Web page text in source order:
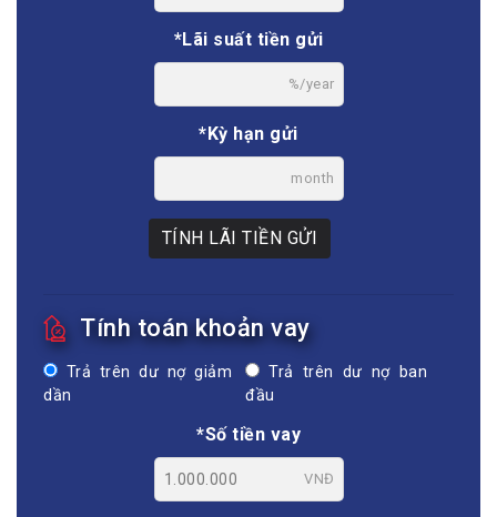
*Lãi suất tiền gửi
%/year
*Kỳ hạn gửi
month
TÍNH LÃI TIỀN GỬI
Tính toán khoản vay
Trả trên dư nợ giảm
dần
Trả trên dư nợ ban
đầu
*Số tiền vay
VNĐ